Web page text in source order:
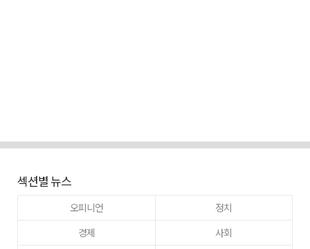
섹션별 뉴스
오피니언
정치
경제
사회